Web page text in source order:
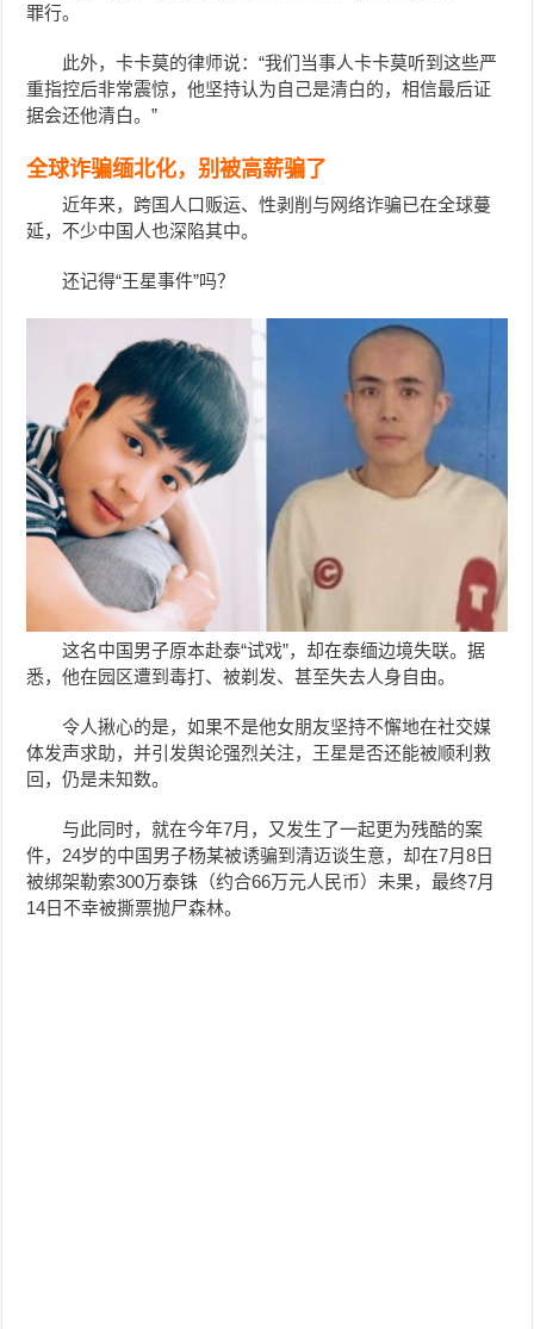
罪行。
此外，卡卡莫的律师说：“我们当事人卡卡莫听到这些严
重指控后非常震惊，他坚持认为自己是清白的，相信最后证
据会还他清白。”
全球诈骗缅北化，别被高薪骗了
近年来，跨国人口贩运、性剥削与网络诈骗已在全球蔓
延，不少中国人也深陷其中。
还记得“王星事件”吗？
这名中国男子原本赴泰“试戏”，却在泰缅边境失联。据
悉，他在园区遭到毒打、被剃发、甚至失去人身自由。
令人揪心的是，如果不是他女朋友坚持不懈地在社交媒
体发声求助，并引发舆论强烈关注，王星是否还能被顺利救
回，仍是未知数。
与此同时，就在今年7月，又发生了一起更为残酷的案
件，24岁的中国男子杨某被诱骗到清迈谈生意，却在7月8日
被绑架勒索300万泰铢（约合66万元人民币）未果，最终7月
14日不幸被撕票抛尸森林。